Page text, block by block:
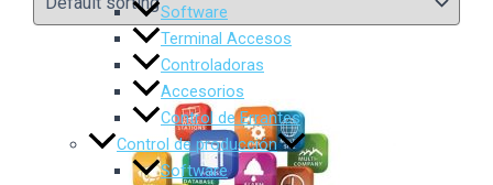
Software
Terminal Accesos
Controladoras
Accesorios
Control de Errantes
Control de producción
Software